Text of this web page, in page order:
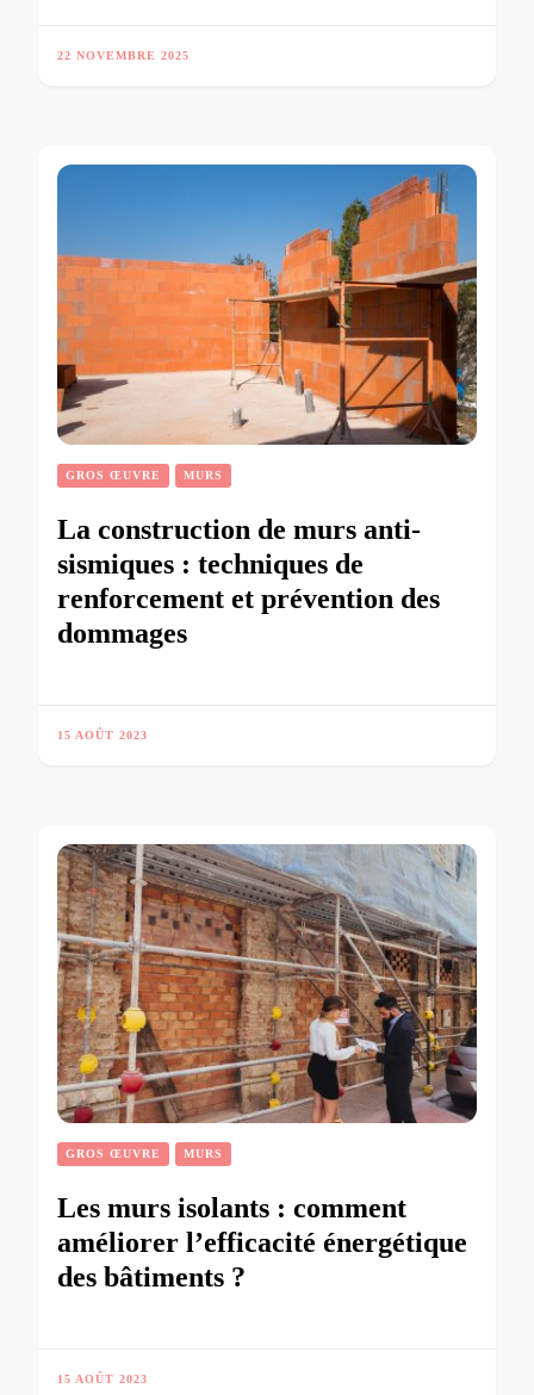
22 NOVEMBRE 2025
GROS ŒUVRE MURS
La construction de murs anti-
sismiques : techniques de
renforcement et prévention des
dommages
15 AOÛT 2023
GROS ŒUVRE MURS
Les murs isolants : comment
améliorer l’efficacité énergétique
des bâtiments ?
15 AOÛT 2023